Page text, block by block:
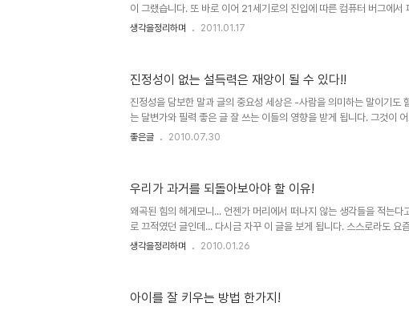
이 그랬습니다. 또 바로 이어 21세기로의 진입에 따른 컴퓨터 버그에서
을 묶어 당장이라도 어찌 될 듯했던 Y2K(2천 년)의 기억도 그랬구요. 10
말 예언 1992년, 다미신인가 다미선인가라고 하는 일부 기독교 종파 -
단(異端)이라고 했었던- 에서 시한부 종말론을 내세워 1992년 10월
중..
생각을정리하며 2011.01.17
진정성이 없는 설득력은 재앙이 될 수 있다!!
진정성을 담보한 말과 글의 중요성 세상은 -사람을 의미하는 말이기도
는 달변가와 필력 좋은 글 잘 쓰는 이들의 영향을 받게 됩니다. 그것이 어
죠. 그렇기 때문에 괴벨스와 같은 인물이 나찌의 왜곡된 번성을 이끌 수
수업의 진행을 맡은 분은 지역의 방송활동을 겸하고 계실 만큼 인기가 있
데... 첫 수업시간, 문장론의 이론적 설명에 앞서 말과 글의 중요성을 언
장..
좋은글 2010.07.30
우리가 과거를 되돌아보아야 할 이유!
왜곡된 힘의 헤게모니... 언젠가 머리에서 떠나지 않는 생각들을 적는다
로 끄적였던 글인데... 다시금 자꾸 이 글을 보게 됩니다. 스스로라도 요
켜야 할 것들이 아닌가 하는 생각에서... 진정으로 민중이 눈을 떠야 한다
다. 이 땅의 암울했던 근대사에 대하여 어줍잖은 지식으로 즉흥적으로 떠
생각을정리하며 2010.01.26
아이를 잘 키우는 방법 한가지!